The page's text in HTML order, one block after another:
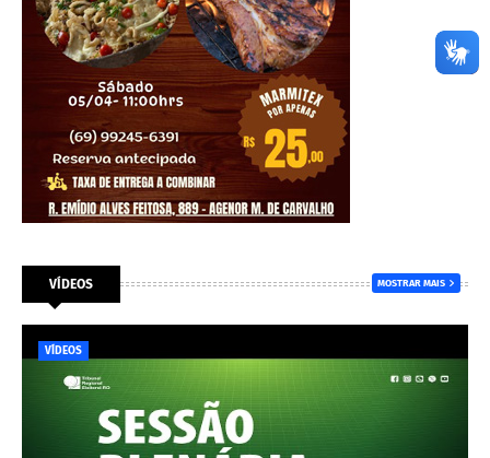
VÍDEOS MOSTRAR MAIS
VÍDEOS